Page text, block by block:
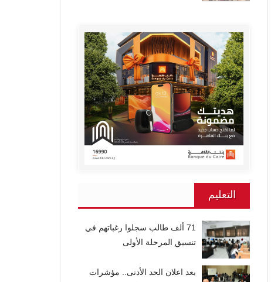
التعليم
71 ألف طالب سجلوا رغباتهم في
تنسيق المرحلة الأولى
بعد اعلان الحد الأدنى.. مؤشرات